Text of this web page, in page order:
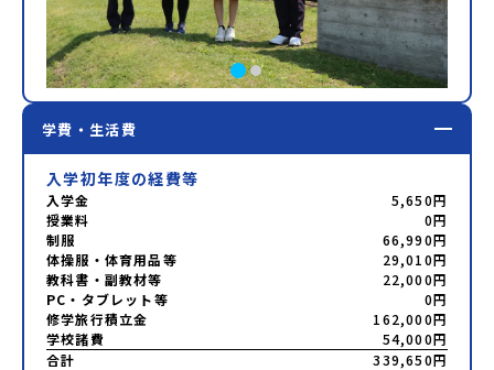
学費・生活費
入学初年度の経費等
入学金
5,650円
授業料
0円
制服
66,990円
体操服・体育用品等
29,010円
教科書・副教材等
22,000円
PC・タブレット等
0円
修学旅行積立金
162,000円
学校諸費
54,000円
合計
339,650円